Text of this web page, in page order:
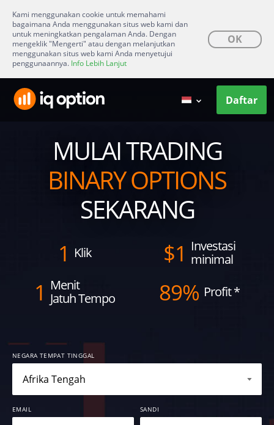
Kami menggunakan cookie untuk memahami
bagaimana Anda menggunakan situs web kami dan
untuk meningkatkan pengalaman Anda. Dengan
mengeklik "Mengerti" atau dengan melanjutkan
menggunakan situs web kami Anda menyetujui
penggunaannya. Info Lebih Lanjut
OK
Daftar
MULAI TRADING
BINARY OPTIONS
SEKARANG
1 Klik $1 Investasi
minimal
1 Menit
Jatuh Tempo
89% Profit*
NEGARA TEMPAT TINGGAL
EMAIL SANDI